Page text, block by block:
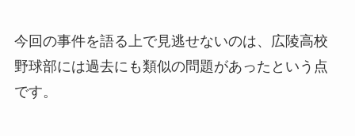
今回の事件を語る上で見逃せないのは、広陵高校
野球部には過去にも類似の問題があったという点
です。